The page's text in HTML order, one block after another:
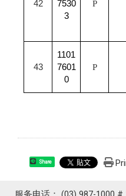
42
7530
3
P
43
1101
7601
0
P
Share